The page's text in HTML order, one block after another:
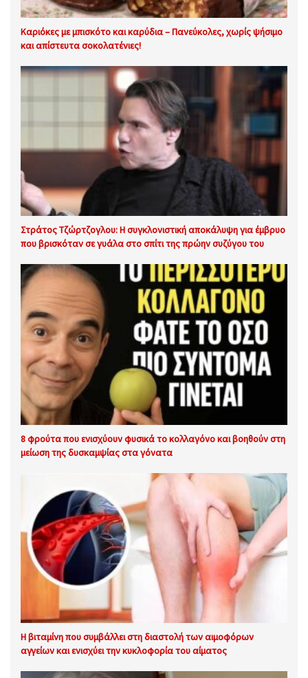
Καριόκες με μπισκότο και καρύδια – Πανεύκολες, χωρίς ψήσιμο
και απίστευτα σοκολατένιες!
Στράτος Τζώρτζογλου: Η συγκλονιστική αποκάλυψη για έμβρυο
που βρισκόταν σε γυάλα στο σπίτι της πρώην συζύγου του
8 φρούτα που ενισχύουν φυσικά το κολλαγόνο και βοηθούν στη
μείωση της δυσκαμψίας στα γόνατα
Η βιταμίνη που συμβάλλει στη διαστολή των αιμοφόρων
αγγείων και ενισχύει την κυκλοφορία του αίματος